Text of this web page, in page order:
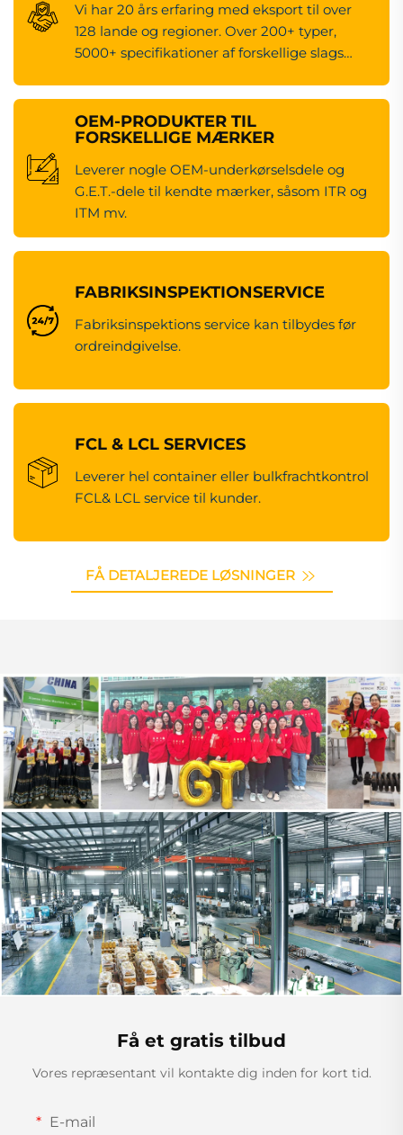
Vi har 20 års erfaring med eksport til over
128 lande og regioner. Over 200+ typer,
5000+ specifikationer af forskellige slags
OEM-PRODUKTER TIL
FORSKELLIGE MÆRKER
Leverer nogle OEM-underkørselsdele og
G.E.T.-dele til kendte mærker, såsom ITR og
ITM mv.
FABRIKSINSPEKTIONSERVICE
Fabriksinspektions service kan tilbydes før
ordreindgivelse.
FCL & LCL SERVICES
Leverer hel container eller bulkfrachtkontrol
FCL& LCL service til kunder.
FÅ DETALJEREDE LØSNINGER
Få et gratis tilbud
Vores repræsentant vil kontakte dig inden for kort tid.
E-mail